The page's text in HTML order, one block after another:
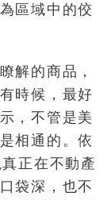
區域中的佼
解的商品，
時候，最好
，不管是美
相通的。依
正在不動產
袋深，也不